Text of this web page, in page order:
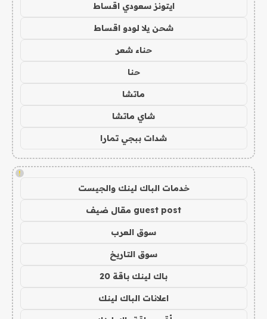
ايتونز سعودي اقساط
شحن يلا لودو اقساط
حناء شعر
حنا
ماتشا
شاي ماتشا
شدات ببجي تمارا
!
خدمات الباك لينك والجيست
guest post مقال ضيف
سوق العرب
سوق التاريخ
باك لينك باقة 20
اعلانات الباك لينك